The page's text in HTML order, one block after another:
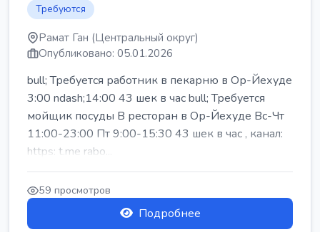
Требуются
Рамат Ган (Центральный округ)
Опубликовано: 05.01.2026
bull; Требуется работник в пекарню в Ор-Йехуде
3:00 ndash;14:00 43 шек в час bull; Требуется
мойщик посуды В ресторан в Ор-Йехуде Вс-Чт
11:00-23:00 Пт 9:00-15:30 43 шек в час , канал:
https: t.me rabo...
59 просмотров
Подробнее